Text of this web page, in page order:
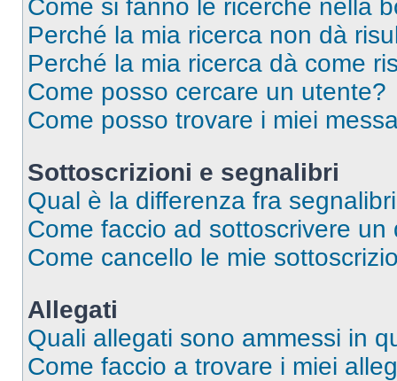
Come si fanno le ricerche nella
Perché la mia ricerca non dà
Perché la mia ricerca dà come
Come posso cercare un utente?
Come posso trovare i miei
Sottoscrizioni e segnalibri
Qual è la differenza fra
Come faccio ad sottoscrivere
Come cancello le mie
Allegati
Quali allegati sono ammessi in
Come faccio a trovare i miei